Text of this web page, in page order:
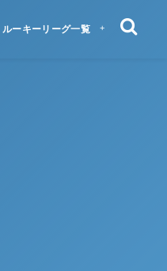
ルーキーリーグ一覧